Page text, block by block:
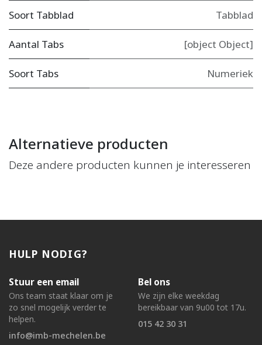
Soort Tabblad Tabblad
Aantal Tabs [object Object]
Soort Tabs Numeriek
Alternatieve producten
Deze andere producten kunnen je interesseren
HULP NODIG?
Stuur een email
Ons team staat klaar om je
zo snel mogelijk verder te
helpen.
info@imb-mechelen.be
Bel ons
We zijn elke weekdag
bereikbaar van 9u00 tot 17u.
015 42 30 31